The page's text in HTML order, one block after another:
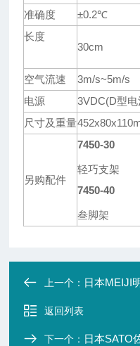
准确度
±0.2℃
长度
30cm
空气流速
3m/s~5m/s
电源
3VDC(D型
尺寸及重量
另购配件
7450-30
轻巧支架
7450-40
叁脚架
上一个： 日本MEIJI
返回列表
下一个： 日本SATO佐藤